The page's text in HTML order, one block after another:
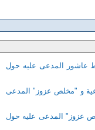
عاشور المدعى عليه حول
و "مخلص عزوز" المدعى
عزوز" المدعى عليه حول